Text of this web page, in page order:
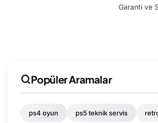
Garanti ve
Popüler Aramalar
ps4 oyun ps5 teknik servis